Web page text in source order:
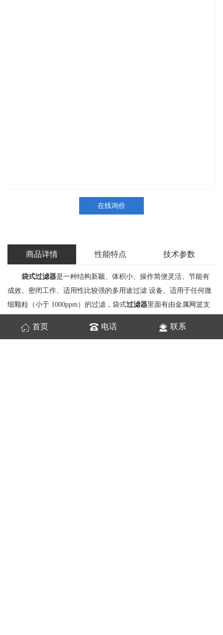
在线询价
商品详情 性能特点 技术参数
袋式过滤器是一种结构新颖、体积小、操作简便灵活、节能有
成效、密闭工作、适用性比较强的多用途过滤 设备。适用于任何微
细颗粒（小于 1000ppm）的过滤，袋式过滤器里面有由金属网篮支
在滤袋中，替换滤袋后可以继续使用。由于其使用简便经济合 理，
首页 电话 联系